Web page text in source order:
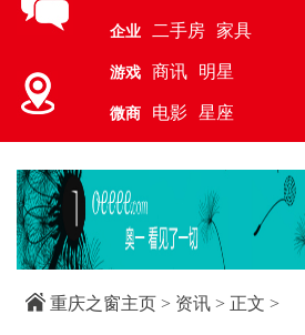
企业 二手房 家具
游戏 商讯 明星
微商 电影 星座
重庆之窗主页 > 资讯 > 正文 >